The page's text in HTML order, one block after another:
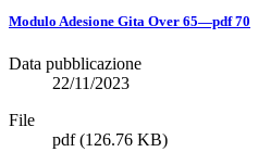
Modulo Adesione Gita Over 65—pdf 70
Data pubblicazione
22/11/2023
File
pdf(126.76 KB)